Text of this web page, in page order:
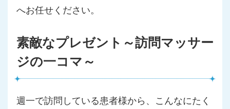
へお任せください。
素敵なプレゼント～訪問マッサー
ジの一コマ～
週一で訪問している患者様から、こんなにたく